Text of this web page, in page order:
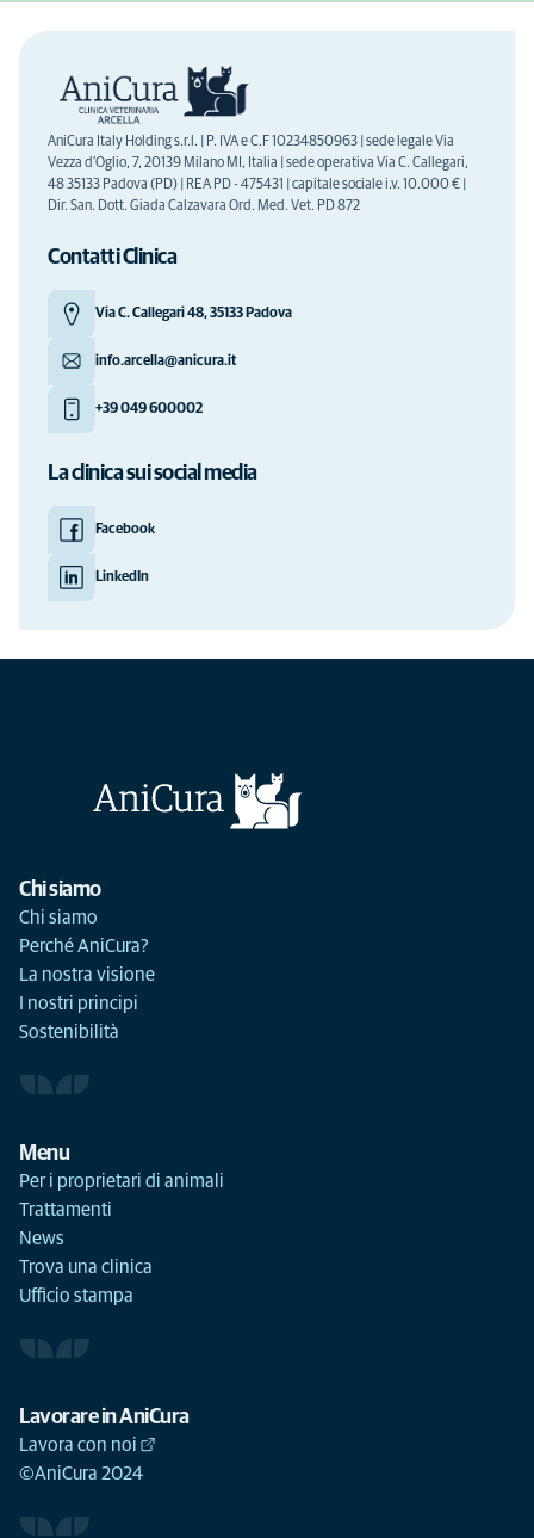
AniCura Italy Holding s.r.l. | P. IVA e C.F 10234850963 | sede legale Via
Vezza d'Oglio, 7, 20139 Milano MI, Italia | sede operativa Via C. Callegari,
48 35133 Padova (PD) | REA PD - 475431 | capitale sociale i.v. 10.000 € |
Dir. San. Dott. Giada Calzavara Ord. Med. Vet. PD 872
Contatti Clinica
Via C. Callegari 48, 35133 Padova
info.arcella@anicura.it
+39 049 600002
La clinica sui social media
Facebook
LinkedIn
Chi siamo
Chi siamo
Perché AniCura?
La nostra visione
I nostri principi
Sostenibilità
Menu
Per i proprietari di animali
Trattamenti
News
Trova una clinica
Ufficio stampa
Lavorare in AniCura
Lavora con noi
©AniCura 2024